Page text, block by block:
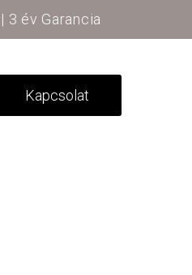
3 év Garancia
Kapcsolat